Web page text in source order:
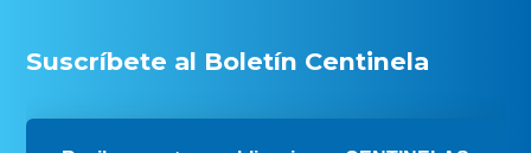
Suscríbete al Boletín Centinela